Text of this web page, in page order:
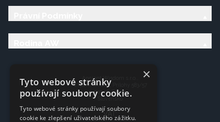
Ancient Wisdom s.r.o.,
CTpark Trnava, Prílohy 583/57
919 26 Zavar
Slovensko
×
Tyto webové stránky
používají soubory cookie.
Tyto webové stránky používají soubory
cookie ke zlepšení uživatelského zážitku.